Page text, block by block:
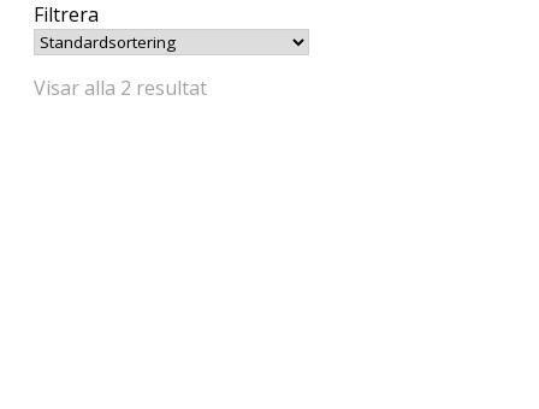
Filtrera
Visar alla 2 resultat